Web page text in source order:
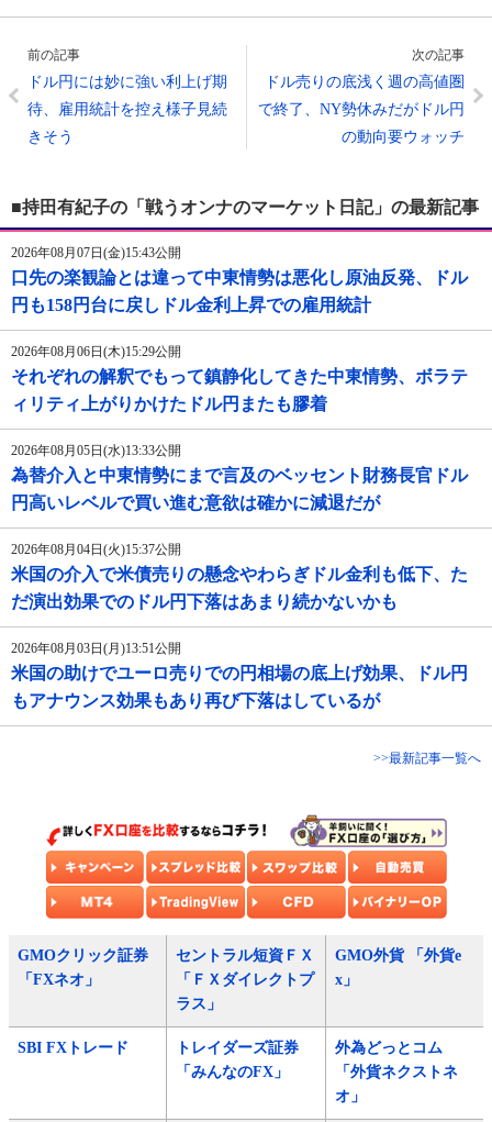
前の記事
ドル円には妙に強い利上げ期
待、雇用統計を控え様子見続
きそう
次の記事
ドル売りの底浅く週の高値圏
で終了、NY勢休みだがドル円
の動向要ウォッチ
■持田有紀子の「戦うオンナのマーケット日記」の最新記事
2026年08月07日(金)15:43公開
口先の楽観論とは違って中東情勢は悪化し原油反発、ドル
円も158円台に戻しドル金利上昇での雇用統計
2026年08月06日(木)15:29公開
それぞれの解釈でもって鎮静化してきた中東情勢、ボラテ
ィリティ上がりかけたドル円またも膠着
2026年08月05日(水)13:33公開
為替介入と中東情勢にまで言及のベッセント財務長官ドル
円高いレベルで買い進む意欲は確かに減退だが
2026年08月04日(火)15:37公開
米国の介入で米債売りの懸念やわらぎドル金利も低下、た
だ演出効果でのドル円下落はあまり続かないかも
2026年08月03日(月)13:51公開
米国の助けでユーロ売りでの円相場の底上げ効果、ドル円
もアナウンス効果もあり再び下落はしているが
>>最新記事一覧へ
GMOクリック証券
「FXネオ」
セントラル短資ＦＸ
「ＦＸダイレクトプ
ラス」
GMO外貨 「外貨e
x」
SBI FXトレード
トレイダーズ証券
「みんなのFX」
外為どっとコム
「外貨ネクストネ
オ」